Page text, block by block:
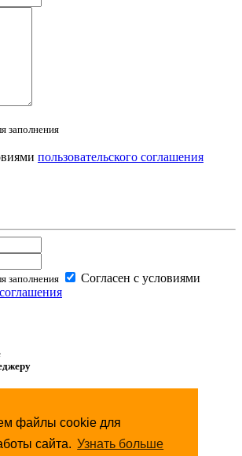
файлы cookie для
сайта. Узнать больше
заполнения
пользовательского соглашения
заполнения
Согласен с условиями
из сравнения.